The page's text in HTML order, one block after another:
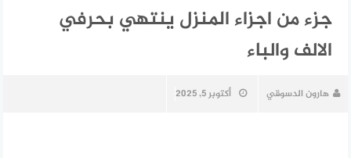
جزء من اجزاء المنزل ينتهي بحرفي
الالف والباء
هارون الدسوقي أكتوبر 5, 2025